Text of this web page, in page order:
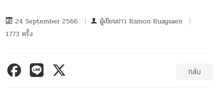
24 September 2566 ผู้เขียนข่าว Ramon Ruaysaen
1773 ครั้ง
กลับ